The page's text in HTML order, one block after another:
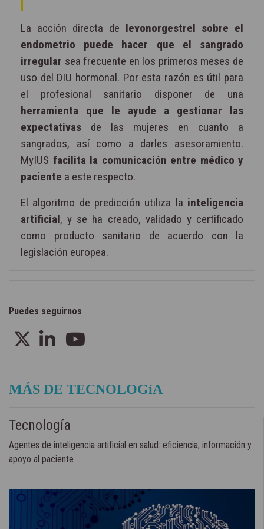
La acción directa de levonorgestrel sobre el
endometrio puede hacer que el sangrado
irregular sea frecuente en los primeros meses de
uso del DIU hormonal. Por esta razón es útil para
el profesional sanitario disponer de una
herramienta que le ayude a gestionar las
expectativas de las mujeres en cuanto a
sangrados, así como a darles asesoramiento.
MyIUS facilita la comunicación entre médico y
paciente a este respecto.
El algoritmo de predicción utiliza la inteligencia
artificial, y se ha creado, validado y certificado
como producto sanitario de acuerdo con la
legislación europea.
Puedes seguirnos
MÁS DE TECNOLOGíA
Tecnología
Agentes de inteligencia artificial en salud: eficiencia, información y
apoyo al paciente